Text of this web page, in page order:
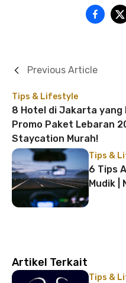
Tips & Lifestyle
8 Hotel di Jakarta yang
Promo Paket Lebaran
Staycation Murah!
Previous Article
Tips &
6 Tips
Mudik |
Artikel Terkait
Tips &